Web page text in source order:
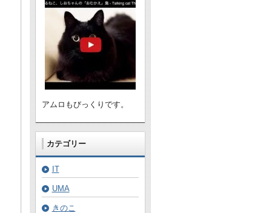
アムロもびっくりです。
カテゴリー
IT
UMA
きのこ